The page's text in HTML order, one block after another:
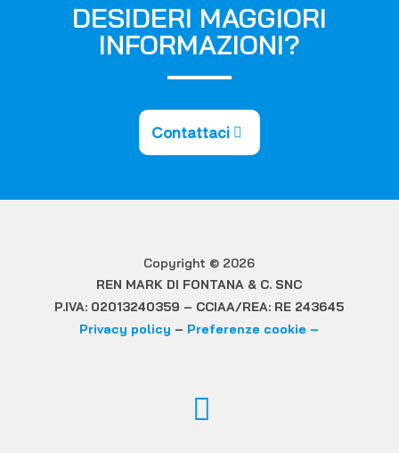
DESIDERI MAGGIORI
INFORMAZIONI?
Contattaci
Copyright © 2026
REN MARK DI FONTANA & C. SNC
P.IVA: 02013240359 – CCIAA/REA: RE 243645
Privacy policy – Preferenze cookie –
